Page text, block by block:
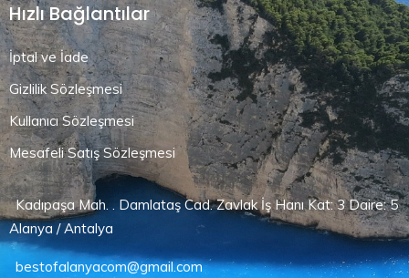
Hızlı Bağlantılar
İptal ve İade
Gizlilik Sözleşmesi
Kullanıcı Sözleşmesi
Mesafeli Satış Sözleşmesi
Kadıpaşa Mah. . Damlataş Cad. Zavlak İş Hanı Kat: 3 Daire: 5
Alanya / Antalya
bestofalanyacom@gmail.com